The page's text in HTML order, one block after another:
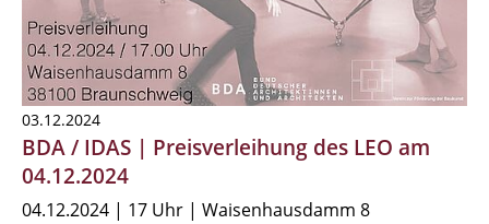
03.12.2024
BDA / IDAS | Preisverleihung des LEO am
04.12.2024
04.12.2024 | 17 Uhr | Waisenhausdamm 8